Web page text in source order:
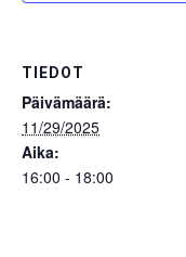
TIEDOT
Päivämäärä:
11/29/2025
Aika:
16:00 - 18:00